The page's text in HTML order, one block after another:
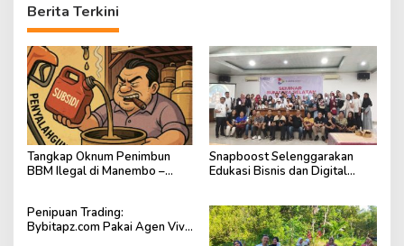
Berita Terkini
Tangkap Oknum Penimbun
BBM Ilegal di Manembo –
Snapboost Selenggarakan
Edukasi Bisnis dan Digital
Penipuan Trading:
Bybitapz.com Pakai Agen Vivii,